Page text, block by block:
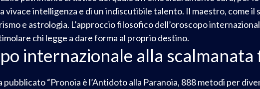
vivace intelligenza e di un indiscutibile talento. Il maestro, come il
e astrologia. L’approccio filosofico dell’oroscopo
chi legge a dare forma al proprio destino.
internazionale alla
pubblicato “Pronoia è l’Antidoto alla Paranoia, 888 metodi per